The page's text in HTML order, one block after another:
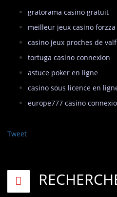
gratorama casino gratuit
meilleur jeux casino forzza
casino jeux proches de
tortuga casino connexion
astuce poker en ligne
casino sous licence en
europe777 casino
Tweet